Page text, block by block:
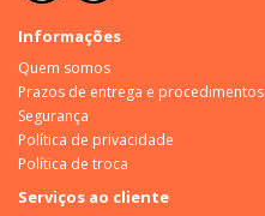
Informações
Quem somos
Prazos de entrega e procedimentos
Segurança
Política de privacidade
Política de troca
Serviços ao cliente